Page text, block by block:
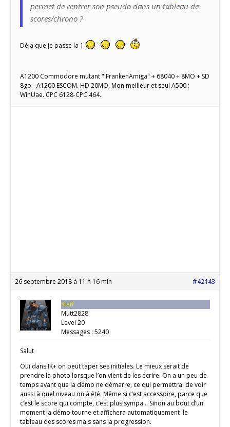
permet de rentrer son pseudo dans un tableau de
scores/chrono ?
Déja que je passe la 1
A1200 Commodore mutant " FrankenAmiga" + 68040 + 8MO + SD
8go - A1200 ESCOM. HD 20MO. Mon meilleur et seul A500 :
WinUae. CPC 6128-CPC 464.
26 septembre 2018 à 11 h 16 min #42143
Staff
Mutt2828
Level 20
Messages : 5240
Salut
Oui dans IK+ on peut taper ses initiales. Le mieux serait de
prendre la photo lorsque l’on vient de les écrire. On a un peu de
temps avant que la démo ne démarre, ce qui permettrai de voir
aussi à quel niveau on à été. Même si c’est accessoire, parce que
c’est le score qui compte, c’est plus sympa… Sinon au bout d’un
moment la démo tourne et affichera automatiquement le
tableau des scores mais sans la progression.